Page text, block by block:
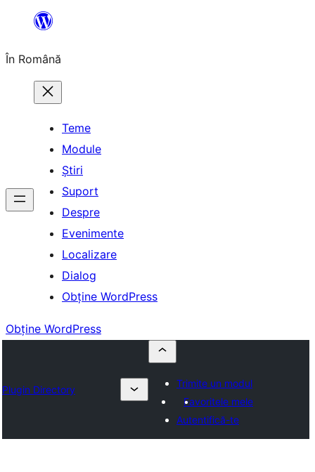
conținut
În Română
Teme
Module
Știri
Suport
Despre
Evenimente
Localizare
Dialog
Obține WordPress
Obține WordPress
Plugin Directory
Trimite un modul
Favoritele mele
Autentifică-te